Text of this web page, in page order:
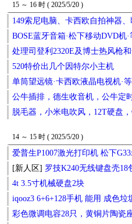
15 ～ 16 时 ( 2025/5/20 )
149索尼电脑、卡西欧自拍神器
BOSE蓝牙音箱·松下移动DVD机·
处理司登利2320E及博士热风枪
520特价出几个因特尔小主机
单筒望远镜·卡西欧液晶电视机·等
公牛插排，德生收音机，公牛定
脱毛器，小米电吹风，12T硬盘
14 ～ 15 时 ( 2025/5/20 )
爱普生P1007激光打印机 松下
[新人区] 罗技K240无线键盘壳18
4t 3.5寸机械硬盘2块
iqooz3 6+6+128手机 能用 成色垃
彩色微调电容28只，黄铜片陶瓷